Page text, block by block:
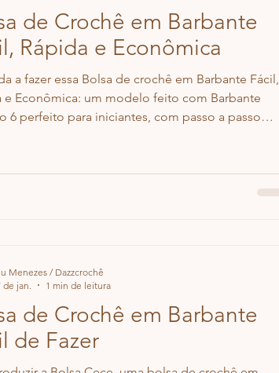
de Crochê em Barbante
Rápida e Econômica
a fazer essa Bolsa de crochê em Barbante Fácil,
e Econômica: um modelo feito com Barbante
6 perfeito para iniciantes, com passo a passo
de Crochê em Barbante
de Fazer
Menezes / Dazzcrochê
de jan.
1 min de leitura